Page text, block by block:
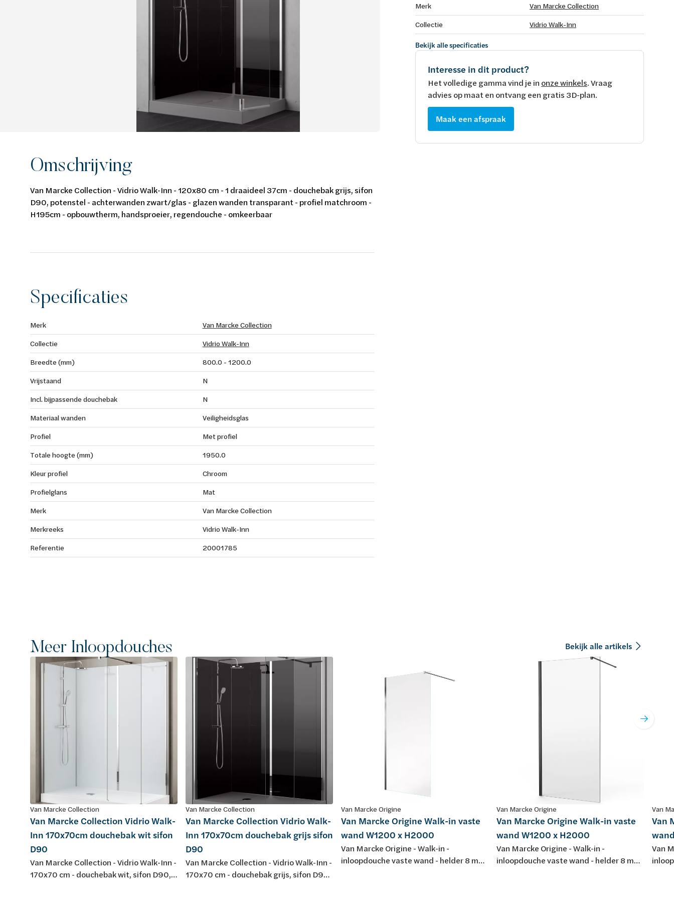
Merk
Van Marcke Collection
Collectie
Vidrio Walk-Inn
Bekijk alle specificaties
Interesse in dit product?
Het volledige gamma vind je in onze winkels. Vraag
advies op maat en ontvang een gratis 3D-plan.
Maak een afspraak
Omschrijving
Van Marcke Collection - Vidrio Walk-Inn - 120x80 cm - 1 draaideel 37cm - douchebak grijs, sifon
D90, potenstel - achterwanden zwart/glas - glazen wanden transparant - profiel matchroom -
H195cm - opbouwtherm, handsproeier, regendouche - omkeerbaar
Specificaties
Merk
Van Marcke Collection
Collectie
Vidrio Walk-Inn
Breedte (mm)
800.0 - 1200.0
Vrijstaand
N
Incl. bijpassende douchebak
N
Materiaal wanden
Veiligheidsglas
Profiel
Met profiel
Totale hoogte (mm)
1950.0
Kleur profiel
Chroom
Profielglans
Mat
Merk
Van Marcke Collection
Merkreeks
Vidrio Walk-Inn
Referentie
20001785
Meer Inloopdouches Bekijk alle artikels
Van Marcke Collection
Van Marcke Collection Vidrio Walk-
Inn 170x70cm douchebak wit sifon
D90
Van Marcke Collection - Vidrio Walk-Inn -
170x70 cm - douchebak wit, sifon D90,
Van Marcke Collection
Van Marcke Collection Vidrio Walk-
Inn 170x70cm douchebak grijs sifon
D90
Van Marcke Collection - Vidrio Walk-Inn -
170x70 cm - douchebak grijs, sifon D90,
Van Marcke Origine
Van Marcke Origine Walk-in vaste
wand W1200 x H2000
Van Marcke Origine - Walk-in -
inloopdouche vaste wand - helder 8 mm
Van Marcke Origine
Van Marcke Origine Walk-in vaste
wand W1200 x H2000
Van Marcke Origine - Walk-in -
inloopdouche vaste wand - helder 8 mm
Van
Van
Van